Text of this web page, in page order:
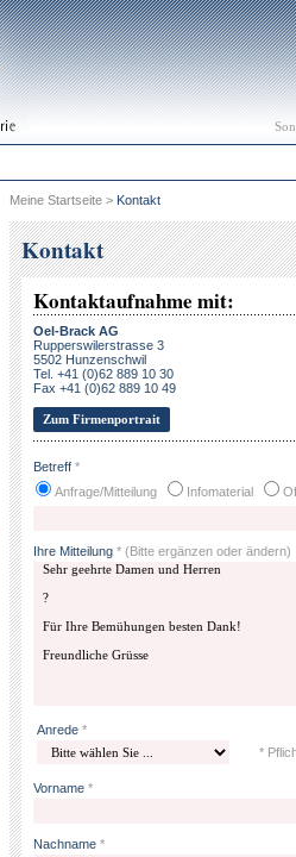
Meine Startseite > Kontakt
Kontakt
Kontaktaufnahme mit:
Oel-Brack AG
Rupperswilerstrasse 3
5502 Hunzenschwil
Tel. +41 (0)62 889 10 30
Fax +41 (0)62 889 10 49
Zum Firmenportrait
Betreff *
Anfrage/Mitteilung
Infomaterial
Ihre Mitteilung * (Bitte ergänzen oder ändern)
Anrede *
*
Vorname *
Nachname *